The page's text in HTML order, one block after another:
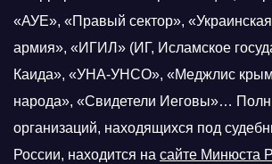
«АУЕ», «Правый сектор»,
армия», «ИГИЛ» (ИГ, Исламское
Каида», «УНА-УНСО», «Меджлис
народа», «Свидетели Иеговы»…
организаций, находящихся под
России, находится на сайте Минюста